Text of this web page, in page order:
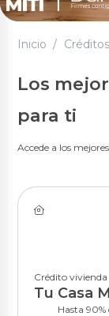
Anticipo
Inicio Créditos
Los
para ti
Accede a los
Crédito vivienda
Tu Casa
Hasta